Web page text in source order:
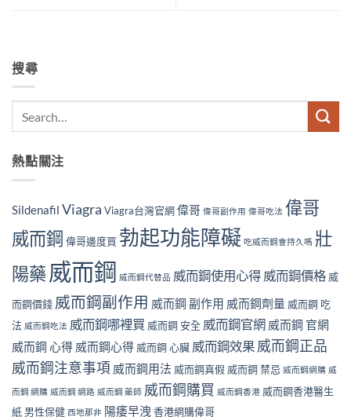
搜尋
熱點關注
Sildenafil Viagra Viagra台灣官網偉哥 偉哥副作用 偉哥吃法 偉哥
威而鋼 偉哥邊度買 勃起功能障礙 吃威而鋼會持久嗎 壯
陽藥 威而鋼 威而鋼代替品 威而鋼使用心得 威而鋼價格 威
而鋼價錢 威而鋼副作用 威而鋼 副作用 威而鋼劑量 威而鋼 吃
法 威而鋼吃法 威而鋼哪裡買 威而鋼 安全 威而鋼官網 威而鋼 官網
威而鋼 心得 威而鋼心得 威而鋼 心臟 威而鋼效果 威而鋼正品
威而鋼注意事項 威而鋼用法 威而鋼真假 威而鋼 禁忌 威而鋼網購 威
而鋼 網購 威而鋼 網路 威而鋼 藥師 威而鋼購買 威而鋼香港 威而鋼香港醫生
紙 男性保健 西地那非 陽痿早洩 香港網購偉哥